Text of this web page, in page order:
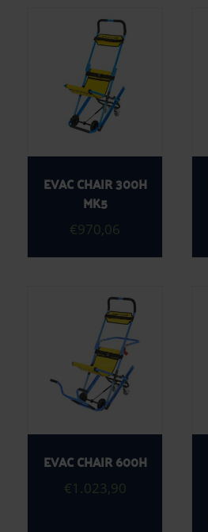
EVAC CHAIR 300H
MK5
€970,06
EVAC CHAIR 600H
€1.023,90